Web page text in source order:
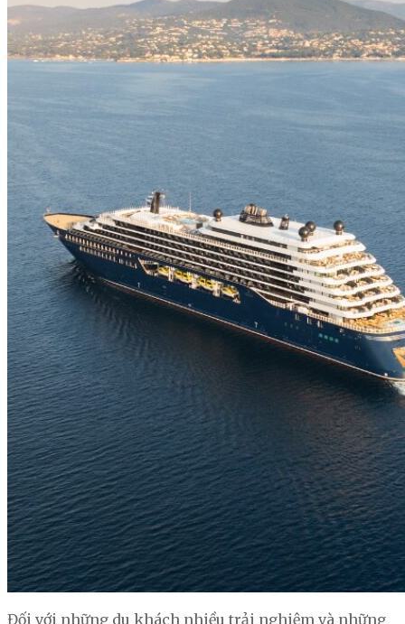
Đối với những du khách nhiều trải nghiệm và những